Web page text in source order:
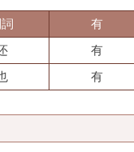
有
有
有